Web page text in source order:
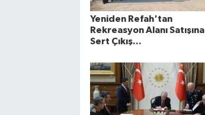
Yeniden Refah'tan
Rekreasyon Alanı Satışına
Sert Çıkış...